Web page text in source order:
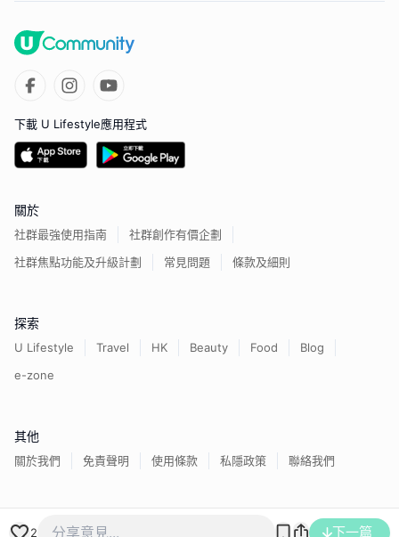
2 下一篇
下載 U Lifestyle應用程式
關於
社群最強使用指南
社群創作有價企劃
社群焦點功能及升級計劃
常見問題 條款及細則
探索
U Lifestyle Travel HK Beauty Food
Blog
e-zone
其他
關於我們 免責聲明 使用條款 私隱政策 聯絡我們
香港經濟日報版權所有©